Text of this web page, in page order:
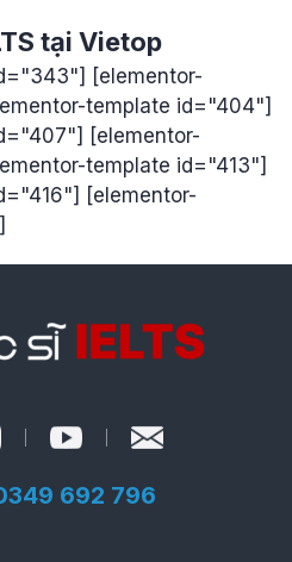
tại Vietop
[elementor-
template id="404"]
[elementor-
template id="413"]
[elementor-
692 796